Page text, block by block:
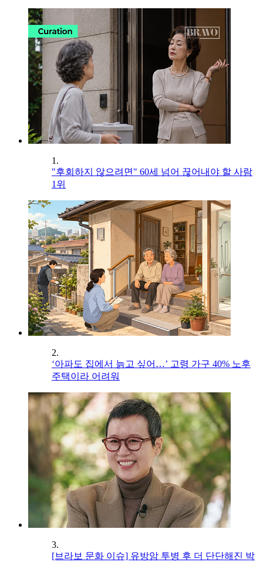
1.
"후회하지 않으려면" 60세 넘어 끊어내야 할 사람
1위
2.
‘아파도 집에서 늙고 싶어…’ 고령 가구 40% 노후
주택이라 어려워
3.
[브라보 문화 이슈] 유방암 투병 후 더 단단해진 박